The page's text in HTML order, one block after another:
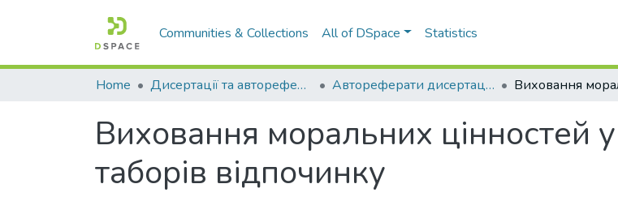
Communities & Collections All of DSpace Statistics
Home Дисертації та автореферати дисертацій Автореферати дисертацій
Виховання моральних цінностей у
таборів відпочинку